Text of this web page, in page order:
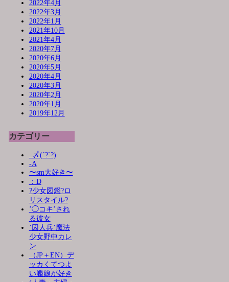
2022年4月
2022年3月
2022年1月
2021年10月
2021年4月
2020年7月
2020年6月
2020年5月
2020年4月
2020年3月
2020年2月
2020年1月
2019年12月
カテゴリー
_〆(´?`?)
-A
〜sm大好き〜
：D
?少女図鑑?ロ
リスタイル?
’◯コキ’され
る彼女
’囚人兵’魔法
少女野中カレ
ン
（JP＋EN）デ
ッカくてつよ
い艦娘が好き